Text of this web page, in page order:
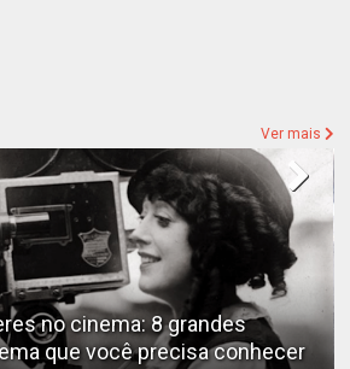
Ver mais
no cinema: 8 grandes
que você precisa conhecer